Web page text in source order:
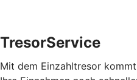
TresorService
Mit dem Einzahltresor